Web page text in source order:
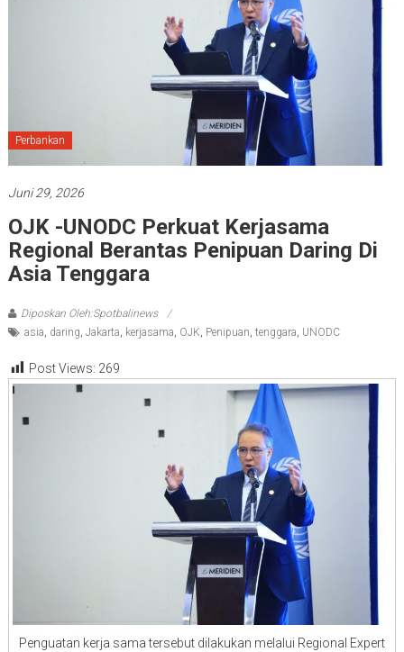
Perbankan
Juni 29, 2026
OJK -UNODC Perkuat Kerjasama
Regional Berantas Penipuan Daring Di
Asia Tenggara
Diposkan Oleh:Spotbalinews
asia daring Jakarta kerjasama OJK Penipuan tenggara UNODC
Post Views: 269
Penguatan kerja sama tersebut dilakukan melalui Regional Expert